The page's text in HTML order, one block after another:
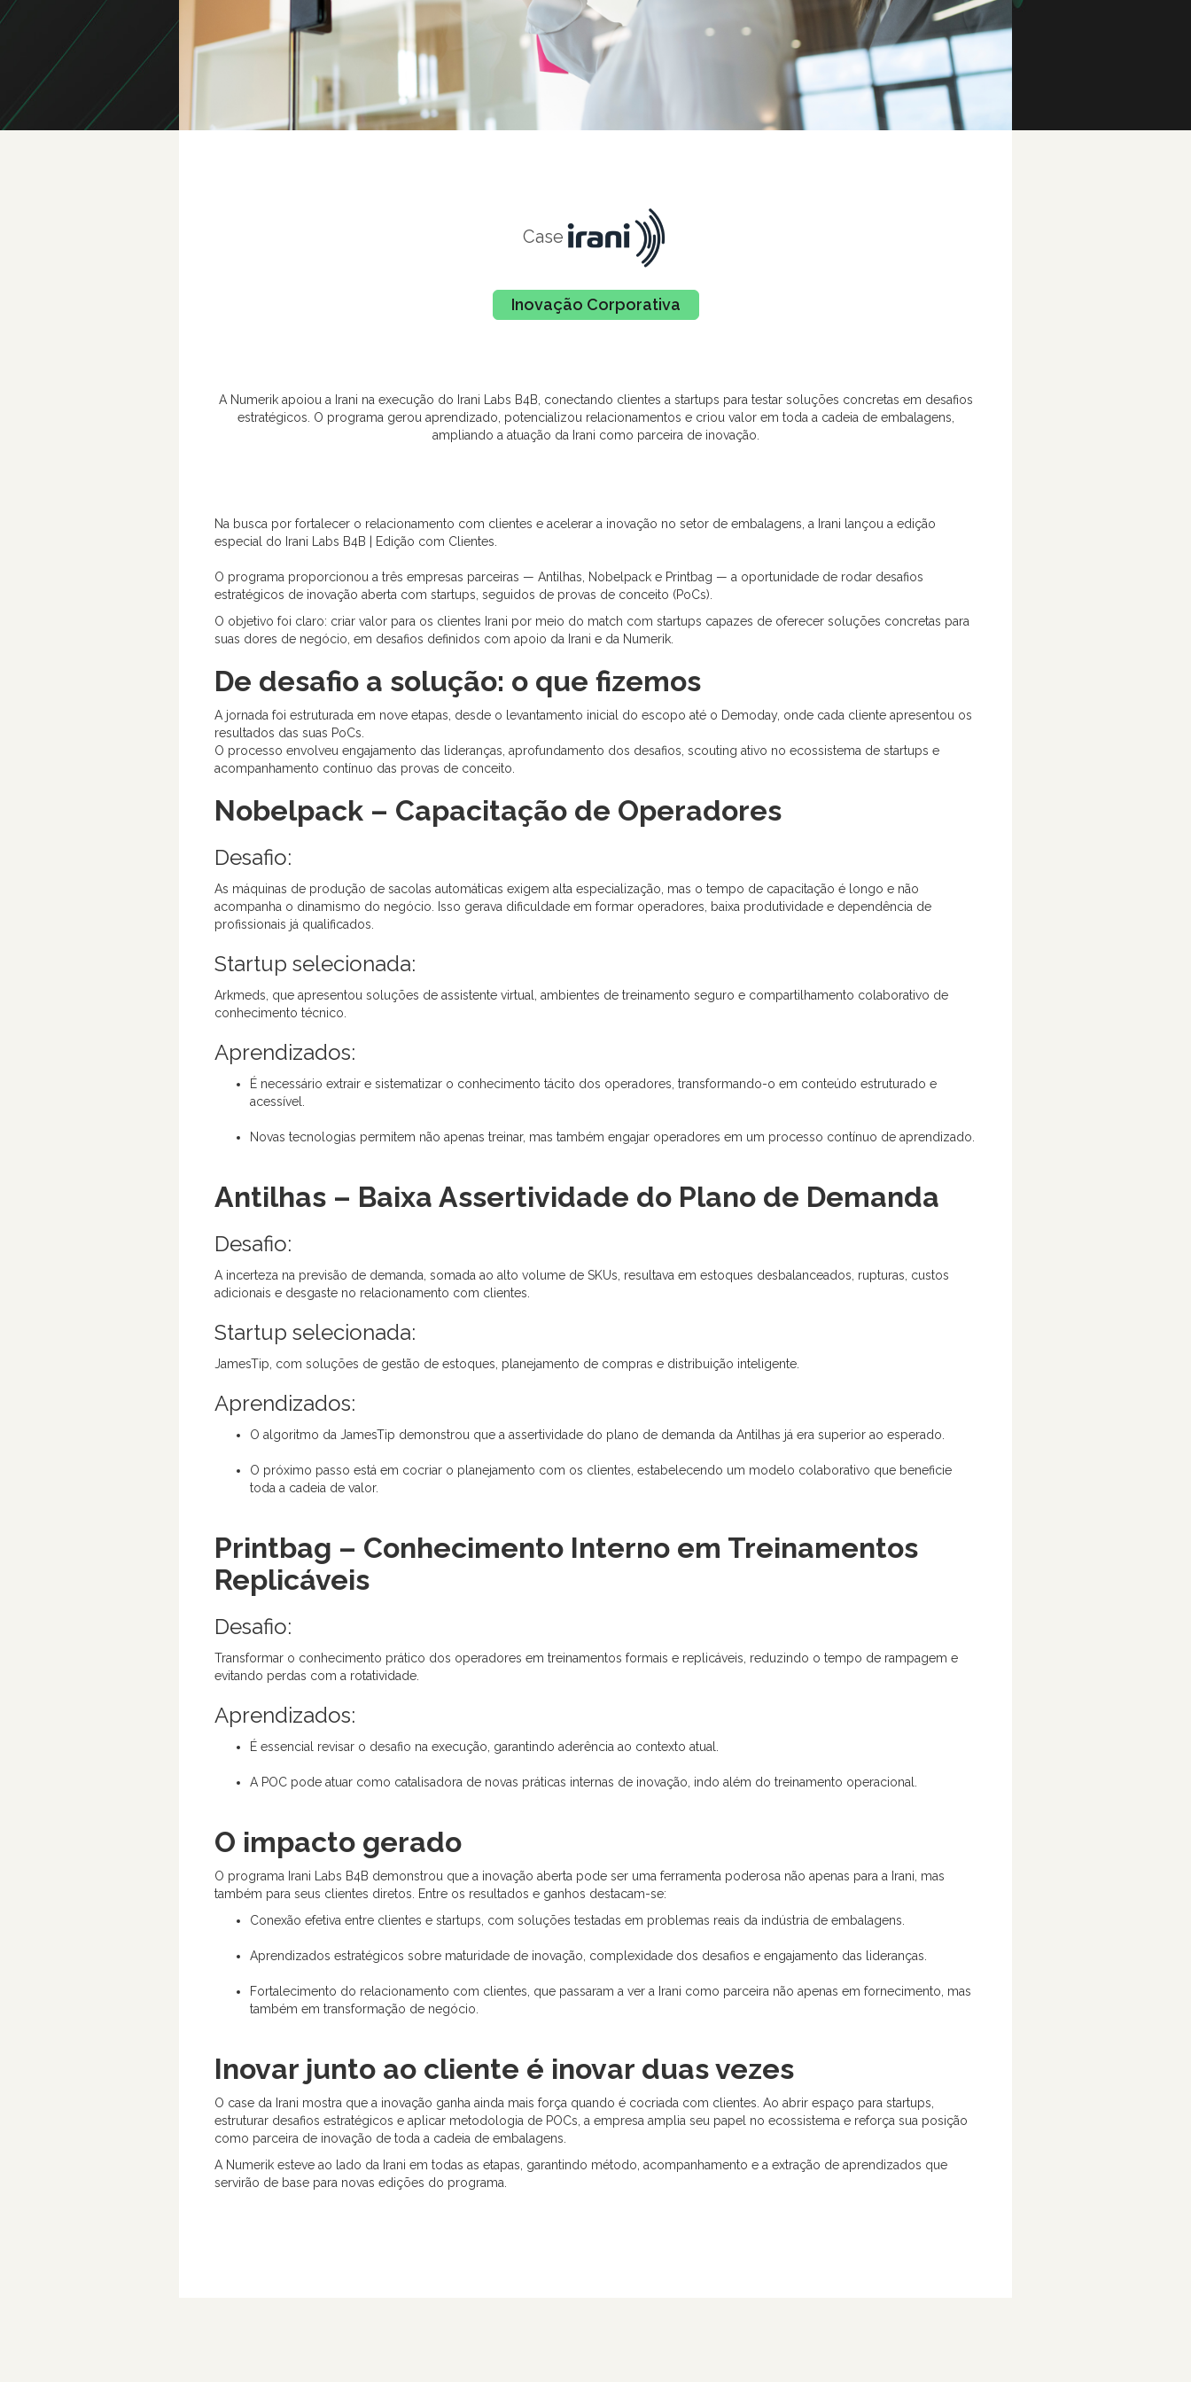
Case
Inovação Corporativa
A Numerik apoiou a Irani na execução do Irani Labs B4B, conectando clientes a startups para testar soluções concretas em desafios
estratégicos. O programa gerou aprendizado, potencializou relacionamentos e criou valor em toda a cadeia de embalagens,
ampliando a atuação da Irani como parceira de inovação.
Na busca por fortalecer o relacionamento com clientes e acelerar a inovação no setor de embalagens, a Irani lançou a edição
especial do Irani Labs B4B | Edição com Clientes.
O programa proporcionou a três empresas parceiras — Antilhas, Nobelpack e Printbag — a oportunidade de rodar desafios
estratégicos de inovação aberta com startups, seguidos de provas de conceito (PoCs).
O objetivo foi claro: criar valor para os clientes Irani por meio do match com startups capazes de oferecer soluções concretas para
suas dores de negócio, em desafios definidos com apoio da Irani e da Numerik.
De desafio a solução: o que fizemos
A jornada foi estruturada em nove etapas, desde o levantamento inicial do escopo até o Demoday, onde cada cliente apresentou os
resultados das suas PoCs.
O processo envolveu engajamento das lideranças, aprofundamento dos desafios, scouting ativo no ecossistema de startups e
acompanhamento contínuo das provas de conceito.
Nobelpack – Capacitação de Operadores
Desafio:
As máquinas de produção de sacolas automáticas exigem alta especialização, mas o tempo de capacitação é longo e não
acompanha o dinamismo do negócio. Isso gerava dificuldade em formar operadores, baixa produtividade e dependência de
profissionais já qualificados.
Startup selecionada:
Arkmeds, que apresentou soluções de assistente virtual, ambientes de treinamento seguro e compartilhamento colaborativo de
conhecimento técnico.
Aprendizados:
É necessário extrair e sistematizar o conhecimento tácito dos operadores, transformando-o em conteúdo estruturado e
acessível.
Novas tecnologias permitem não apenas treinar, mas também engajar operadores em um processo contínuo de aprendizado.
Antilhas – Baixa Assertividade do Plano de Demanda
Desafio:
A incerteza na previsão de demanda, somada ao alto volume de SKUs, resultava em estoques desbalanceados, rupturas, custos
adicionais e desgaste no relacionamento com clientes.
Startup selecionada:
JamesTip, com soluções de gestão de estoques, planejamento de compras e distribuição inteligente.
Aprendizados:
O algoritmo da JamesTip demonstrou que a assertividade do plano de demanda da Antilhas já era superior ao esperado.
O próximo passo está em cocriar o planejamento com os clientes, estabelecendo um modelo colaborativo que beneficie
toda a cadeia de valor.
Printbag – Conhecimento Interno em Treinamentos
Replicáveis
Desafio:
Transformar o conhecimento prático dos operadores em treinamentos formais e replicáveis, reduzindo o tempo de rampagem e
evitando perdas com a rotatividade.
Aprendizados:
É essencial revisar o desafio na execução, garantindo aderência ao contexto atual.
A POC pode atuar como catalisadora de novas práticas internas de inovação, indo além do treinamento operacional.
O impacto gerado
O programa Irani Labs B4B demonstrou que a inovação aberta pode ser uma ferramenta poderosa não apenas para a Irani, mas
também para seus clientes diretos. Entre os resultados e ganhos destacam-se:
Conexão efetiva entre clientes e startups, com soluções testadas em problemas reais da indústria de embalagens.
Aprendizados estratégicos sobre maturidade de inovação, complexidade dos desafios e engajamento das lideranças.
Fortalecimento do relacionamento com clientes, que passaram a ver a Irani como parceira não apenas em fornecimento, mas
também em transformação de negócio.
Inovar junto ao cliente é inovar duas vezes
O case da Irani mostra que a inovação ganha ainda mais força quando é cocriada com clientes. Ao abrir espaço para startups,
estruturar desafios estratégicos e aplicar metodologia de POCs, a empresa amplia seu papel no ecossistema e reforça sua posição
como parceira de inovação de toda a cadeia de embalagens.
A Numerik esteve ao lado da Irani em todas as etapas, garantindo método, acompanhamento e a extração de aprendizados que
servirão de base para novas edições do programa.